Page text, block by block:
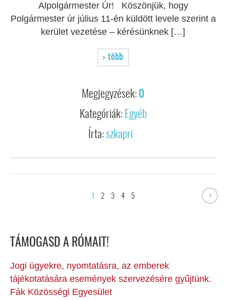
Alpolgármester Úr! Köszönjük, hogy
Polgármester úr július 11-én küldött levele szerint a
kerület vezetése – kérésünknek […]
több
Megjegyzések: 0
Kategóriák: Egyéb
Írta:szkapri
2 3 4 5
TÁMOGASD A RÓMAIT!
Jogi ügyekre, nyomtatásra, az emberek
tájékotatására események szervezésére gyűjtünk.
Fák Közösségi Egyesület